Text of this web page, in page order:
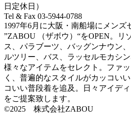
日定休日）
Tel & Fax 03-5944-0788
1997年6月に大阪・南船場にメンズ
”ZABOU （ザボウ）“をOPEN。リ
ス、パラブーツ、バッグンナウン
ルツリー、バス、ラッセルモカシ
様々なアイテムをセレクト。ファ
く、普遍的なスタイルがカッコい
コいい普段着を追及。日々アイデ
をご提案致します。
©2025 株式会社ZABOU